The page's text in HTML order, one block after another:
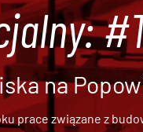
na
prace związane z